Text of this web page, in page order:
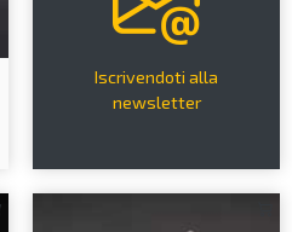
Iscrivendoti alla
newsletter